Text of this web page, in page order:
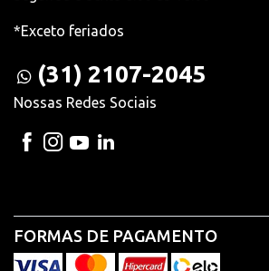
*Exceto feriados
(31) 2107-2045
Nossas Redes Sociais
FORMAS DE PAGAMENTO